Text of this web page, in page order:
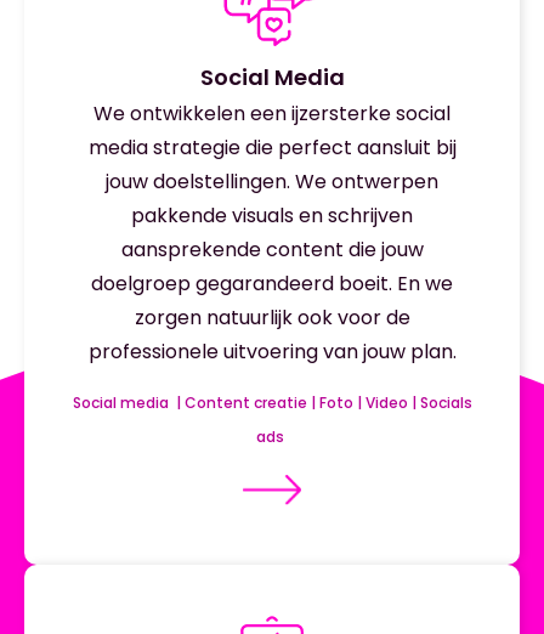
Social Media
We ontwikkelen een ijzersterke social
media strategie die perfect aansluit bij
jouw doelstellingen. We ontwerpen
pakkende visuals en schrijven
aansprekende content die jouw
doelgroep gegarandeerd boeit. En we
zorgen natuurlijk ook voor de
professionele uitvoering van jouw plan.
Social media | Content creatie | Foto | Video | Socials
ads